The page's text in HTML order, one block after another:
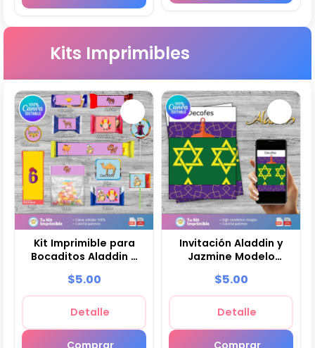
Kits Imprimibles
Kit Imprimible para
Bocaditos Aladdin Y
$5.00
Detalle
Comprar
Invitación Aladdin y
Jazmine Modelo
$5.00
Detalle
Comprar